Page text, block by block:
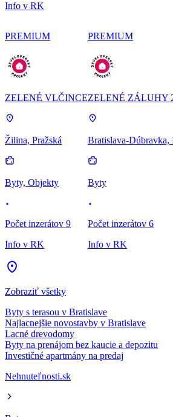
Info v RK
PREMIUM
ZELENÉ VLČINCE
Žilina, Pražská
Byty, Objekty
Počet inzerátov 9
Info v RK
PREMIUM
ZELENÉ ZÁLUHY
Bratislava-Dúbravka,
Byty
Počet inzerátov 6
Info v RK
Zobraziť všetky
Byty s terasou v Bratislave
Najlacnejšie novostavby v Bratislave
Lacné drevodomy
Byty na prenájom bez kaucie a depozitu
Investičné apartmány na predaj
Nehnuteľnosti.sk